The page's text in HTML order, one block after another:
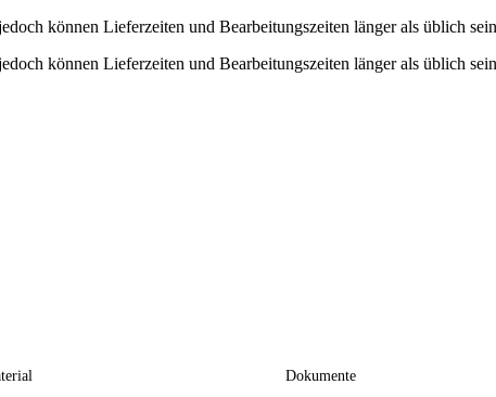
können Lieferzeiten und Bearbeitungszeiten länger als üblich
können Lieferzeiten und Bearbeitungszeiten länger als üblich
Dokumente